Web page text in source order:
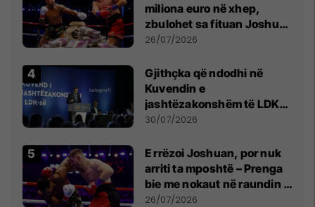
miliona euro në xhep,
zbulohet sa fituan Joshua
e Prenga
26/07/2026
Gjithçka që ndodhi në
Kuvendin e
jashtëzakonshëm të LDK-
së
30/07/2026
E rrëzoi Joshuan, por nuk
arriti ta mposhtë – Prenga
bie me nokaut në raundin e
dytë
26/07/2026